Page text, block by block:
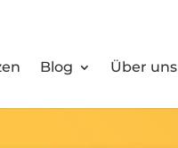
Blog Über uns